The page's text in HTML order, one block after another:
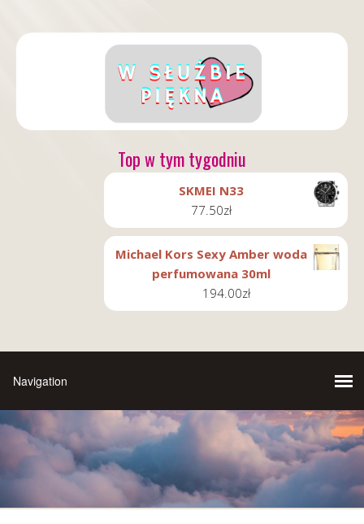
Top w tym tygodniu
SKMEI N33
77.50zł
Michael Kors Sexy Amber woda
perfumowana 30ml
194.00zł